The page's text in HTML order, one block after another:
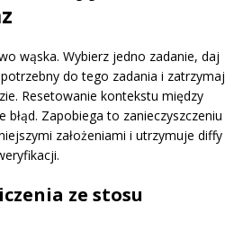
wąska. Wybierz jedno zadanie, daj
do tego zadania i zatrzymaj
Resetowanie kontekstu między
błąd. Zapobiega to zanieczyszczeniu
założeniami i utrzymuje diffy
ze stosu